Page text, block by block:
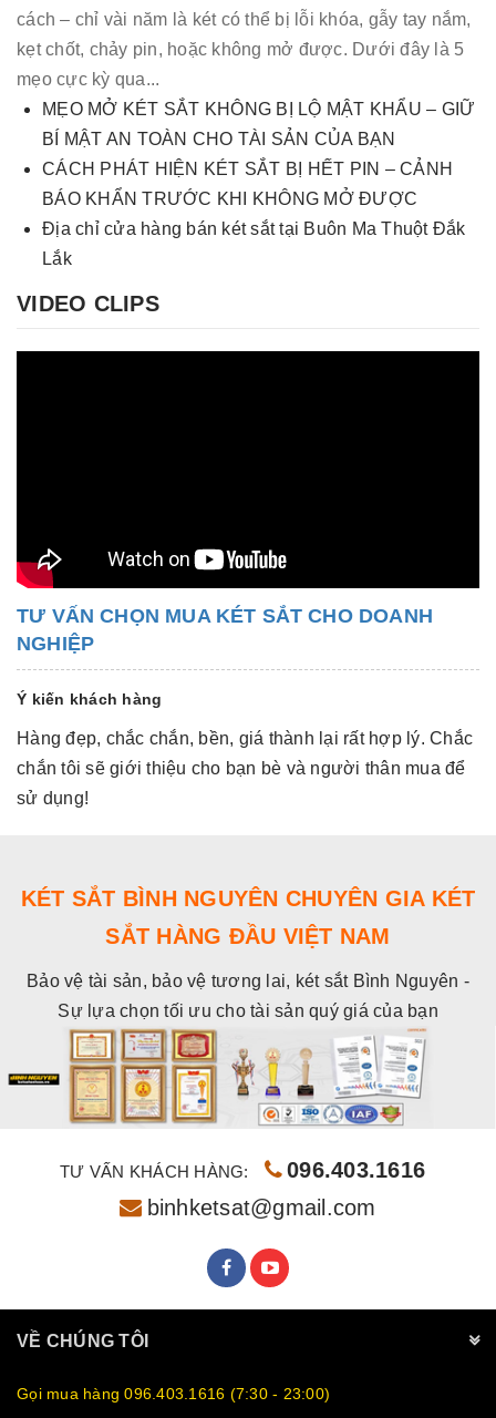
cách – chỉ vài năm là két có thể bị lỗi khóa, gẫy tay nắm,
kẹt chốt, chảy pin, hoặc không mở được. Dưới đây là 5
mẹo cực kỳ qua...
MẸO MỞ KÉT SẮT KHÔNG BỊ LỘ MẬT KHẨU – GIỮ
BÍ MẬT AN TOÀN CHO TÀI SẢN CỦA BẠN
CÁCH PHÁT HIỆN KÉT SẮT BỊ HẾT PIN – CẢNH
BÁO KHẨN TRƯỚC KHI KHÔNG MỞ ĐƯỢC
Địa chỉ cửa hàng bán két sắt tại Buôn Ma Thuột Đắk
Lắk
VIDEO CLIPS
TƯ VẤN CHỌN MUA KÉT SẮT CHO DOANH
NGHIỆP
Ý kiến khách hàng
Hàng đẹp, chắc chắn, bền, giá thành lại rất hợp lý. Chắc
chắn tôi sẽ giới thiệu cho bạn bè và người thân mua để
sử dụng!
KÉT SẮT BÌNH NGUYÊN CHUYÊN GIA KÉT
SẮT HÀNG ĐẦU VIỆT NAM
Bảo vệ tài sản, bảo vệ tương lai, két sắt Bình Nguyên -
Sự lựa chọn tối ưu cho tài sản quý giá của bạn
TƯ VẤN KHÁCH HÀNG:
096.403.1616
binhketsat@gmail.com
VỀ CHÚNG TÔI
Gọi mua hàng 096.403.1616 (7:30 - 23:00)